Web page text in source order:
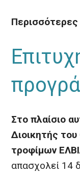
Περισσότερες
Στο πλαίσιο
Διοικητής
τροφίμων
απασχολεί 14